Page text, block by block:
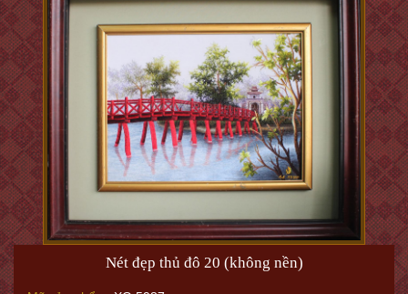
Nét đẹp thủ đô 20 (không nền)